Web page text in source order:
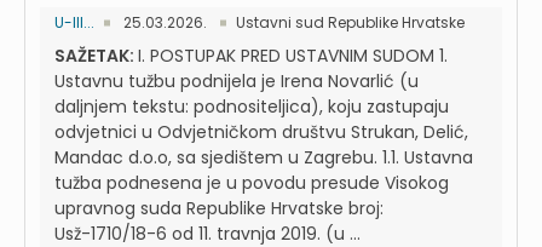
U-III... 25.03.2026. Ustavni sud Republike Hrvatske
SAŽETAK: I. POSTUPAK PRED USTAVNIM SUDOM 1.
Ustavnu tužbu podnijela je Irena Novarlić (u
daljnjem tekstu: podnositeljica), koju zastupaju
odvjetnici u Odvjetničkom društvu Strukan, Delić,
Mandac d.o.o, sa sjedištem u Zagrebu. 1.1. Ustavna
tužba podnesena je u povodu presude Visokog
upravnog suda Republike Hrvatske broj:
Usž-1710/18-6 od 11. travnja 2019. (u ...